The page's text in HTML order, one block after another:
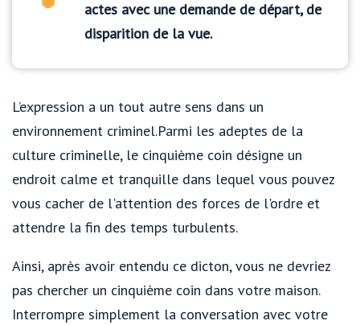
actes avec une demande de départ, de
disparition de la vue.
L’expression a un tout autre sens dans un
environnement criminel.Parmi les adeptes de la
culture criminelle, le cinquième coin désigne un
endroit calme et tranquille dans lequel vous pouvez
vous cacher de l'attention des forces de l'ordre et
attendre la fin des temps turbulents.
Ainsi, après avoir entendu ce dicton, vous ne devriez
pas chercher un cinquième coin dans votre maison.
Interrompre simplement la conversation avec votre